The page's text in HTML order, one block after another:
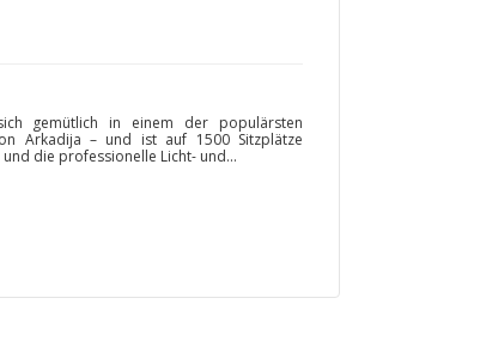
gemütlich in einem der populärsten
Arkadija – und ist auf 1500 Sitzplätze
die professionelle Licht- und...